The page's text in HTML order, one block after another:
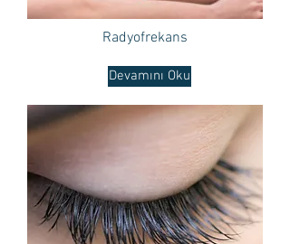
Radyofrekans
Devamını Oku